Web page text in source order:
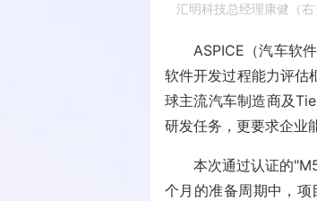
汇明科技总经理康健（
ASPICE（汽车软
软件开发过程能力评估
球主流汽车制造商及
研发任务，更要求企业
本次通过认证的
个月的准备周期中，项